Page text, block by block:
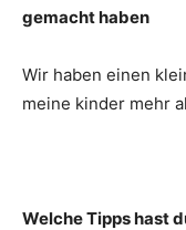
gemacht haben
Wir haben einen
meine kinder mehr
Welche Tipps hast